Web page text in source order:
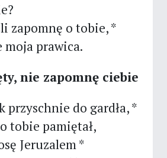
zapomnę o tobie, *
prawica.
nie zapomnę ciebie
przyschnie do gardła, *
tobie pamiętał,
Jeruzalem *